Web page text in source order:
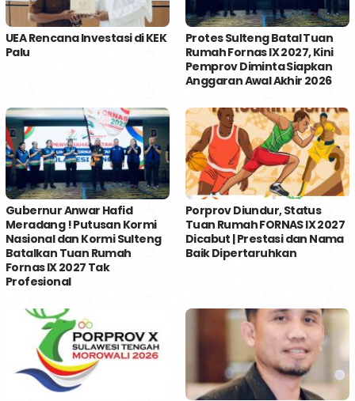
UEA Rencana Investasi di KEK
Palu
Protes Sulteng Batal Tuan
Rumah Fornas IX 2027, Kini
Pemprov Diminta Siapkan
Anggaran Awal Akhir 2026
Gubernur Anwar Hafid
Meradang ! Putusan Kormi
Nasional dan Kormi Sulteng
Batalkan Tuan Rumah
Fornas IX 2027 Tak
Profesional
Porprov Diundur, Status
Tuan Rumah FORNAS IX 2027
Dicabut | Prestasi dan Nama
Baik Dipertaruhkan